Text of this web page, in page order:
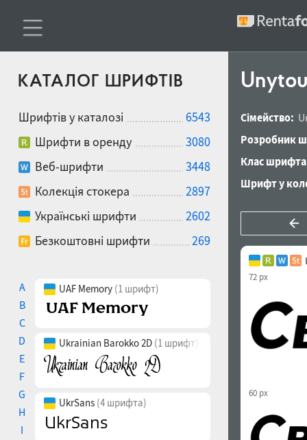
КАТАЛОГ ШРИФТІВ
Шрифтів у каталозі
6543
Шрифти в оренду
3080
Веб-шрифти
3448
Колекція стокера
2897
Українські шрифти
2602
Безкоштовні шрифти
269
A
B
C
D
E
F
G
H
I
UAF Memory (1 шрифт)
Ukrainian Barokko 2D (1 шрифт)
UkrSans (4 шрифта)
Сімейство:
Розробник
Клас
Шрифт у
72 px
60 px